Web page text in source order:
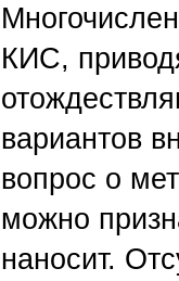
КИС,
вариантов
вопрос о
можно
наносит.